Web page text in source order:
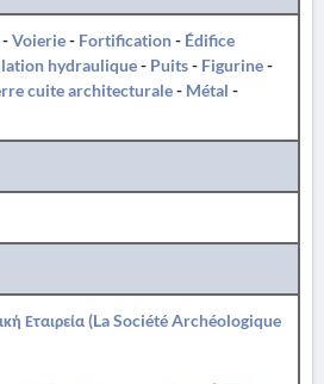
-Voierie- Fortification- Édifice
hydraulique- Puits- Figurine-
cuite architecturale- Métal -
Εταιρεία (La Société Archéologique